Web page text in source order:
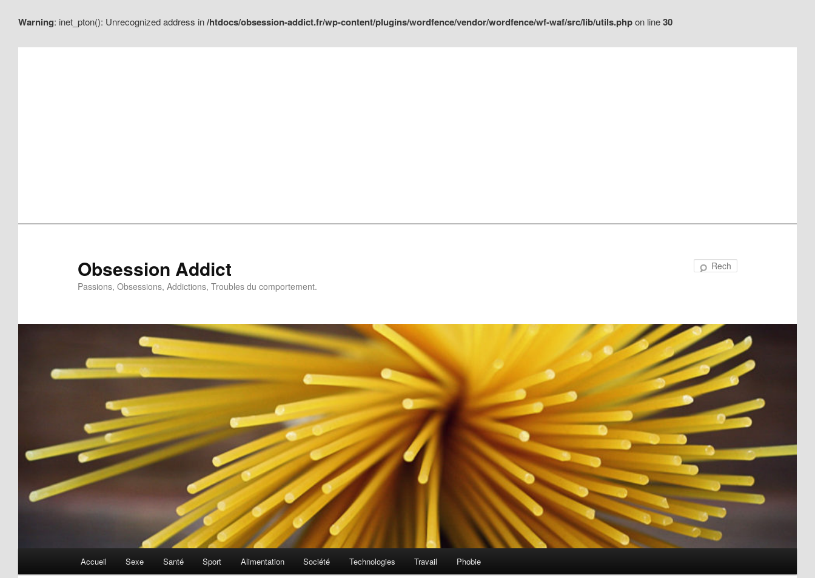
Warning: inet_pton(): Unrecognized address in/htdocs/obsession-addict.fr/wp-content/plugins/wordfence/vendor/wordfence/wf-waf/src/lib/utils.phpon line30
au
au
Obsession Addict
Passions, Obsessions, Addictions, Troubles du comportement.
Accueil Sexe Santé Sport Alimentation Société Technologies Travail Phobie